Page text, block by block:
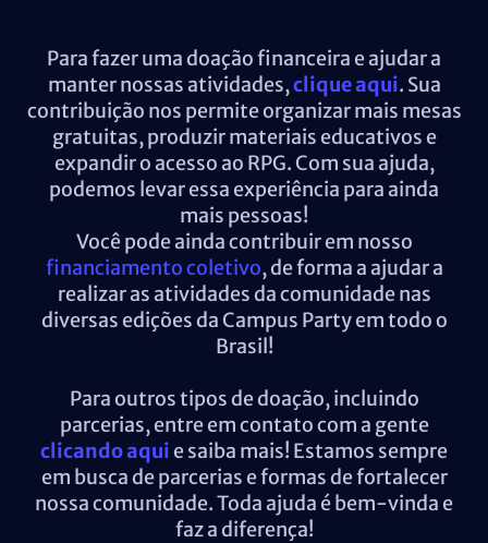
Para fazer uma doação financeira e ajudar a
manter nossas atividades,clique aqui. Sua
contribuição nos permite organizar mais mesas
gratuitas, produzir materiais educativos e
expandir o acesso ao RPG. Com sua ajuda,
podemos levar essa experiência para ainda
mais pessoas!
Você pode ainda contribuir em nosso
financiamento coletivo, de forma a ajudar a
realizar as atividades da comunidade nas
diversas edições da Campus Party em todo o
Brasil!
Para outros tipos de doação, incluindo
parcerias, entre em contato com a gente
clicando aqui e saiba mais! Estamos sempre
em busca de parcerias e formas de fortalecer
nossa comunidade. Toda ajuda é bem-vinda e
faz a diferença!